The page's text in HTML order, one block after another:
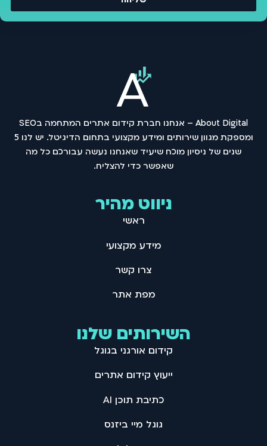
About Digital – אנחנו חברת קידום אתרים המתחמה בSEO
ומספקת מגוון שירותים ומידע מקצועי בתחום הדיגיטל. יש לנו 5
שנים של ניסיון מוכח שיעיד שאנחנו נעשה עבורכם כל מה
שאפשר כדי להצליח .
ניווט מהיר
ראשי
מידע מקצועי
צרו קשר
מפת אתר
השירותים שלנו
קידום אורגני בגוגל
ייעוץ קידום אתרים
כתיבת תוכן AI
גוגל מיי ביזנס